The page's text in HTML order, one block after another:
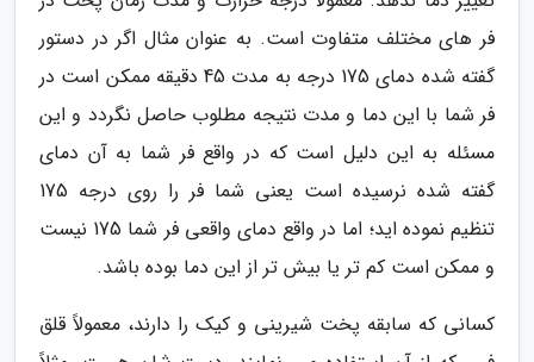
فر های مختلف متفاوت است. به عنوان مثال اگر در دستور
گفته شده دمای 175 درجه به مدت 45 دقیقه ممکن است در
فر شما با این دما و مدت نتیجه مطلوب حاصل نگردد و این
مسئله به این دلیل است که در واقع فر شما به آن دمای
گفته شده نرسیده است یعنی شما فر را روی درجه 175
تنظیم نموده اید؛ اما در واقع دمای واقعی فر شما 175 نیست
و ممکن است کم تر یا بیش تر از این دما بوده باشد.
کسانی که سابقه پخت شیرینی و کیک را دارند، معمولاً قلق